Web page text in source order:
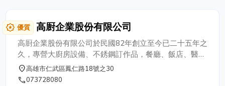
award_star 優質 高㕑企業股份有限公司
高㕑企業股份有限公司於民國82年創立至今已二十五年之
久，專營大廚房設備、不銹鋼訂作品，餐廳、飯店、醫
院、機關團體廚房設備規劃，整體施工，廚房設備製造、
設計、維護，工廠直營歡迎參觀指教!
place高雄市仁武區鳳仁路18號之30
phone073728080